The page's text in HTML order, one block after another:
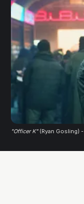
"Officer K" (Ryan Gosling) -